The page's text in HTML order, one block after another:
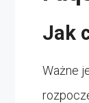
Jak
Ważne